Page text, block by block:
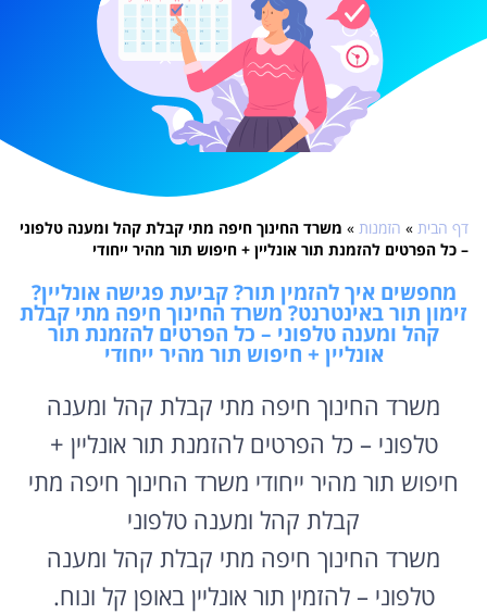
דף הבית » הזמנות » משרד החינוך חיפה מתי קבלת קהל ומענה טלפוני
– כל הפרטים להזמנת תור אונליין + חיפוש תור מהיר ייחודי
מחפשים איך להזמין תור? קביעת פגישה אונליין?
זימון תור באינטרנט? משרד החינוך חיפה מתי קבלת
קהל ומענה טלפוני – כל הפרטים להזמנת תור
אונליין + חיפוש תור מהיר ייחודי
משרד החינוך חיפה מתי קבלת קהל ומענה
טלפוני – כל הפרטים להזמנת תור אונליין +
חיפוש תור מהיר ייחודי משרד החינוך חיפה מתי
קבלת קהל ומענה טלפוני
משרד החינוך חיפה מתי קבלת קהל ומענה
טלפוני – להזמין תור אונליין באופן קל ונוח.